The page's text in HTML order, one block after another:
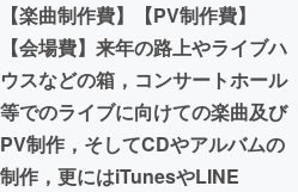
【楽曲制作費】【PV制作費】
【会場費】来年の路上やライブハ
ウスなどの箱，コンサートホール
等でのライブに向けての楽曲及び
PV制作，そしてCDやアルバムの
制作，更にはiTunesやLINE